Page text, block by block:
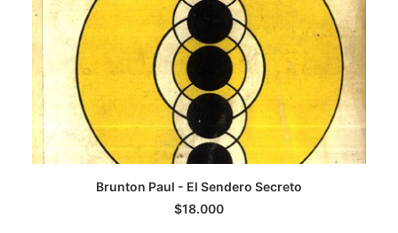
AGREGAR AL CARRITO
Brunton Paul - El Sendero Secreto
$18.000